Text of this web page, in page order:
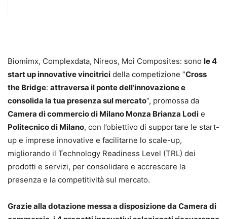
Biomimx, Complexdata, Nireos, Moi Composites: sono le 4
start up innovative vincitrici della competizione “Cross
the Bridge: attraversa il ponte dell’innovazione e
consolida la tua presenza sul mercato“, promossa da
Camera di commercio di Milano Monza Brianza Lodi e
Politecnico di Milano, con l’obiettivo di supportare le start-
up e imprese innovative e facilitarne lo scale-up,
migliorando il Technology Readiness Level (TRL) dei
prodotti e servizi, per consolidare e accrescere la
presenza e la competitività sul mercato.
Grazie alla dotazione messa a disposizione da Camera di